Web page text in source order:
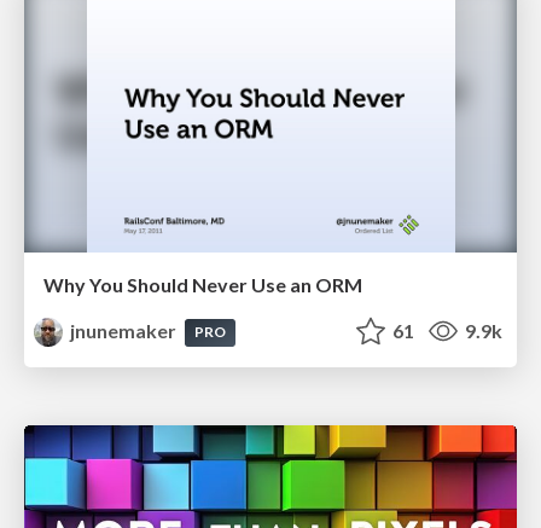
Why You Should Never Use an ORM
jnunemaker
PRO 61 9.9k